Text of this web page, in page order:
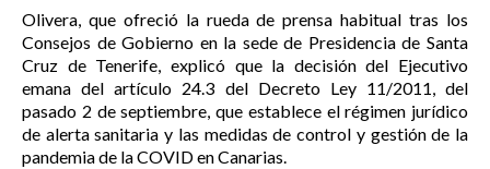
Olivera, que ofreció la rueda de prensa habitual tras los
Consejos de Gobierno en la sede de Presidencia de Santa
Cruz de Tenerife, explicó que la decisión del Ejecutivo
emana del artículo 24.3 del Decreto Ley 11/2011, del
pasado 2 de septiembre, que establece el régimen jurídico
de alerta sanitaria y las medidas de control y gestión de la
pandemia de la COVID en Canarias.